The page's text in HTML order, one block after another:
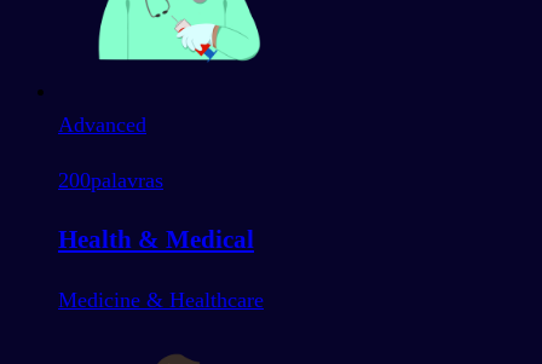
Advanced
200palavras
Health & Medical
Medicine & Healthcare